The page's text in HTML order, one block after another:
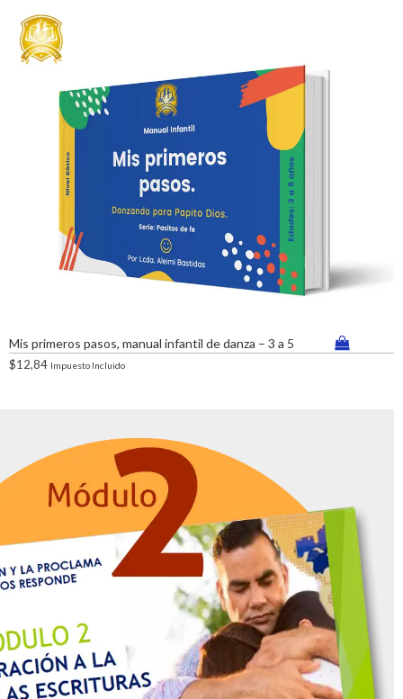
Mis primeros pasos, manual infantil de danza – 3 a 5
$12,84 Impuesto Incluido